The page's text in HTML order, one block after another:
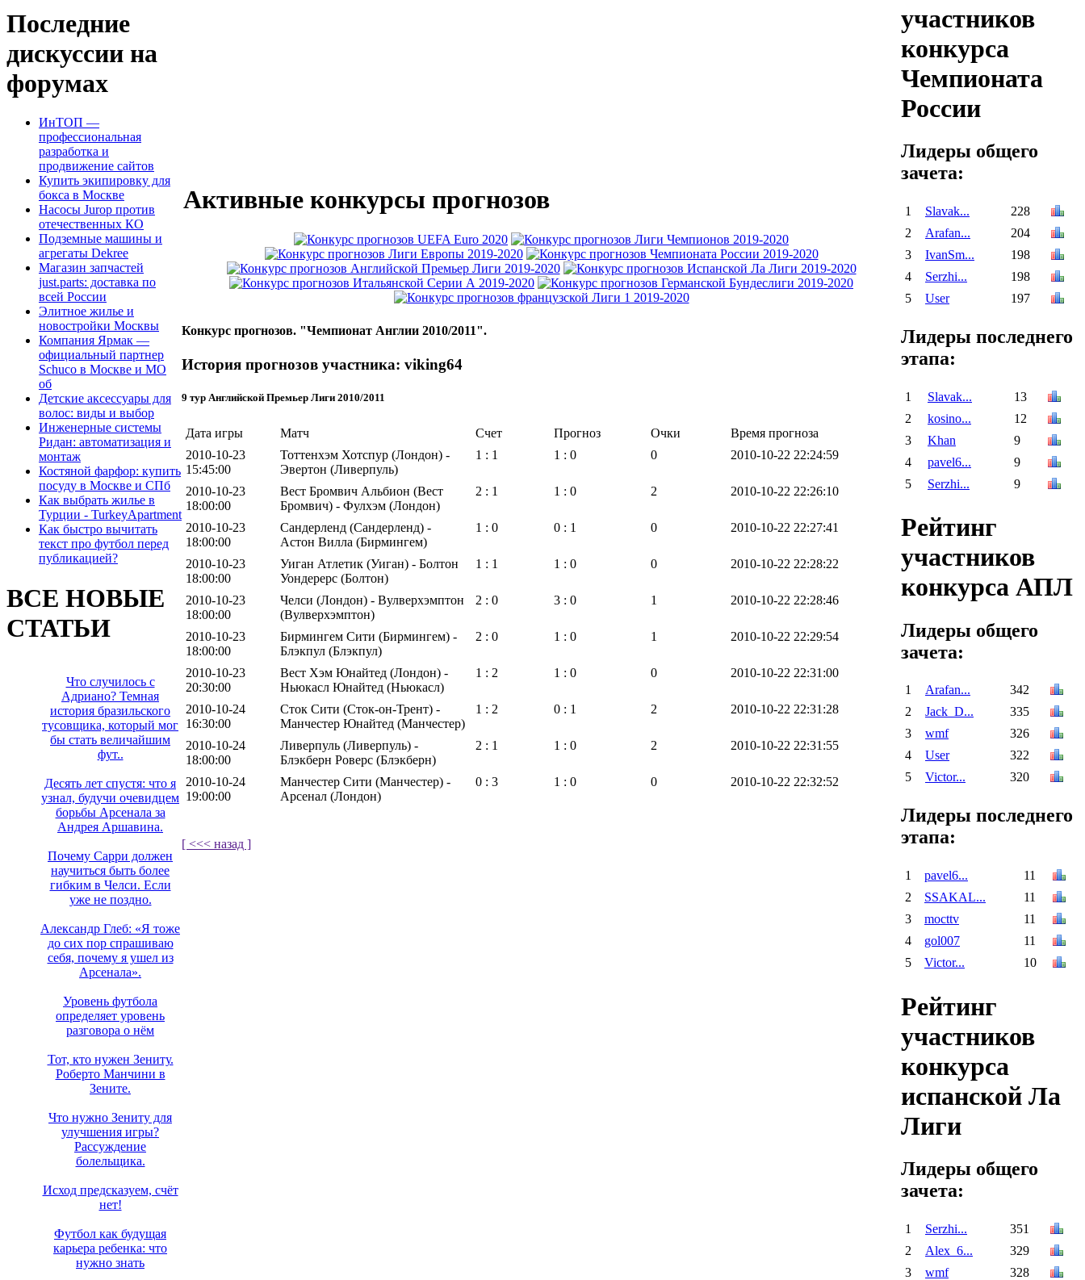
Последние
дискуссии на
форумах
ИнТОП —
профессиональная
разработка и
продвижение сайтов
Купить экипировку для
бокса в Москве
Насосы Jurop против
отечественных КО
Подземные машины и
агрегаты Dekree
Магазин запчастей
just.parts: доставка по
всей России
Элитное жилье и
новостройки Москвы
Компания Ярмак —
официальный партнер
Schuco в Москве и МО
об
Детские аксессуары для
волос: виды и выбор
Инженерные системы
Ридан: автоматизация и
монтаж
Костяной фарфор: купить
посуду в Москве и СПб
Как выбрать жилье в
Турции - TurkeyApartment
Как быстро вычитать
текст про футбол перед
публикацией?
ВСЕ НОВЫЕ
СТАТЬИ
Что случилось с
Адриано? Темная
история бразильского
тусовщика, который мог
бы стать величайшим
фут..
Десять лет спустя: что я
узнал, будучи очевидцем
борьбы Арсенала за
Андрея Аршавина.
Почему Сарри должен
научиться быть более
гибким в Челси. Если
уже не поздно.
Александр Глеб: «Я тоже
до сих пор спрашиваю
себя, почему я ушел из
Арсенала».
Уровень футбола
определяет уровень
разговора о нём
Тот, кто нужен Зениту.
Роберто Манчини в
Зените.
Что нужно Зениту для
улучшения игры?
Рассуждение
болельщика.
Исход предсказуем, счёт
нет!
Футбол как будущая
карьера ребенка: что
нужно знать
Активные конкурсы прогнозов
Конкурс прогнозов. "Чемпионат Англии 2010/2011".
История прогнозов участника: viking64
9 тур Английской Премьер Лиги 2010/2011
Дата игры Матч Счет Прогноз Очки
Время прогноза
2010-10-23
15:45:00
Тоттенхэм Хотспур (Лондон) -
Эвертон (Ливерпуль)
1 : 1 1 : 0 0 2010-10-22 22:24:59
2010-10-23
18:00:00
Вест Бромвич Альбион (Вест
Бромвич) - Фулхэм (Лондон)
2 : 1 1 : 0 2 2010-10-22 22:26:10
2010-10-23
18:00:00
Сандерленд (Сандерленд) -
Астон Вилла (Бирмингем)
1 : 0 0 : 1 0 2010-10-22 22:27:41
2010-10-23
18:00:00
Уиган Атлетик (Уиган) - Болтон
Уондерерс (Болтон)
1 : 1 1 : 0 0 2010-10-22 22:28:22
2010-10-23
18:00:00
Челси (Лондон) - Вулверхэмптон
(Вулверхэмптон)
2 : 0 3 : 0 1 2010-10-22 22:28:46
2010-10-23
18:00:00
Бирмингем Сити (Бирмингем) -
Блэкпул (Блэкпул)
2 : 0 1 : 0 1 2010-10-22 22:29:54
2010-10-23
20:30:00
Вест Хэм Юнайтед (Лондон) -
Ньюкасл Юнайтед (Ньюкасл)
1 : 2 1 : 0 0 2010-10-22 22:31:00
2010-10-24
16:30:00
Сток Сити (Сток-он-Трент) -
Манчестер Юнайтед (Манчестер)
1 : 2 0 : 1 2 2010-10-22 22:31:28
2010-10-24
18:00:00
Ливерпуль (Ливерпуль) -
Блэкберн Роверс (Блэкберн)
2 : 1 1 : 0 2 2010-10-22 22:31:55
2010-10-24
19:00:00
Манчестер Сити (Манчестер) -
Арсенал (Лондон)
0 : 3 1 : 0 0 2010-10-22 22:32:52
[ <<< назад ]
участников
конкурса
Чемпионата
России
Лидеры общего
зачета:
1 Slavak...
228
2
Arafan...
204
3
IvanSm...
198
4
Serzhi...
198
5
User 197
Лидеры последнего
этапа:
1 Slavak...
13
2
kosino...
12
3
Khan
9
4
pavel6...
9
5
Serzhi... 9
Рейтинг
участников
конкурса АПЛ
Лидеры общего
зачета:
1 Arafan...
342
2
Jack_D...
335
3
wmf
326
4
User
322
5
Victor... 320
Лидеры последнего
этапа:
1 pavel6...
11
2
SSAKAL...
11
3
mocttv
11
4
gol007
11
5
Victor... 10
Рейтинг
участников
конкурса
испанской Ла
Лиги
Лидеры общего
зачета:
1 Serzhi...
351
2
Alex_6...
329
3
wmf 328